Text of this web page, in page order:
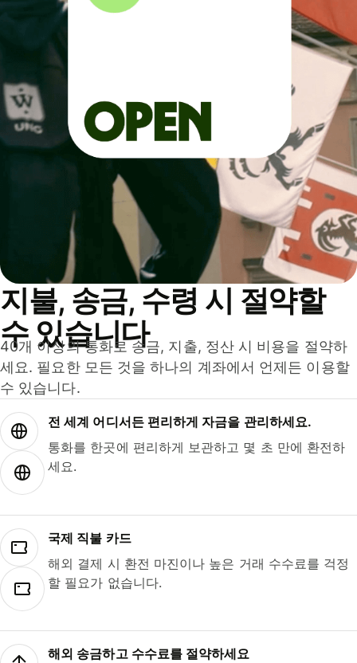
지불, 송금, 수령 시 절약할
수 있습니다
40개 이상의 통화로 송금, 지출, 정산 시 비용을 절약하
세요. 필요한 모든 것을 하나의 계좌에서 언제든 이용할
수 있습니다.
전 세계 어디서든 편리하게 자금을 관리하세요.
통화를 한곳에 편리하게 보관하고 몇 초 만에 환전하
세요.
국제 직불 카드
해외 결제 시 환전 마진이나 높은 거래 수수료를 걱정
할 필요가 없습니다.
해외 송금하고 수수료를 절약하세요